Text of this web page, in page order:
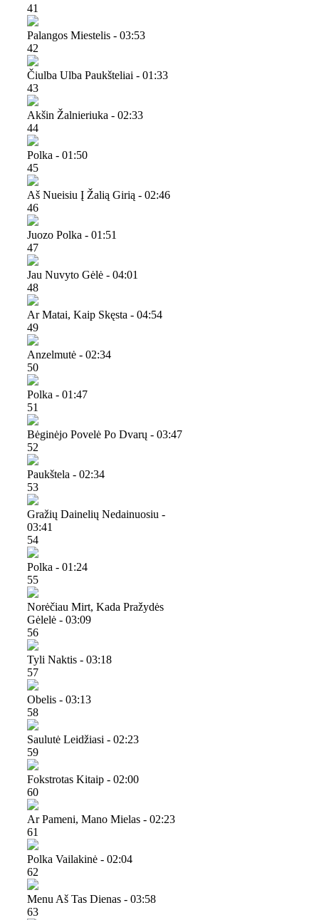
41
Palangos Miestelis - 03:53
42
Čiulba Ulba Paukšteliai - 01:33
43
Akšin Žalnieriuka - 02:33
44
Polka - 01:50
45
Aš Nueisiu Į Žalią Girią - 02:46
46
Juozo Polka - 01:51
47
Jau Nuvyto Gėlė - 04:01
48
Ar Matai, Kaip Skęsta - 04:54
49
Anzelmutė - 02:34
50
Polka - 01:47
51
Bėginėjo Povelė Po Dvarų - 03:47
52
Paukštela - 02:34
53
Gražių Dainelių Nedainuosiu -
03:41
54
Polka - 01:24
55
Norėčiau Mirt, Kada Pražydės
Gėlelė - 03:09
56
Tyli Naktis - 03:18
57
Obelis - 03:13
58
Saulutė Leidžiasi - 02:23
59
Fokstrotas Kitaip - 02:00
60
Ar Pameni, Mano Mielas - 02:23
61
Polka Vailakinė - 02:04
62
Menu Aš Tas Dienas - 03:58
63